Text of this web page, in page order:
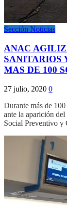
Sección Noticias
ANAC
SANITARIOS
MAS DE 100
27 julio, 2020 0
Durante más de
ante la aparición
Social Preventivo